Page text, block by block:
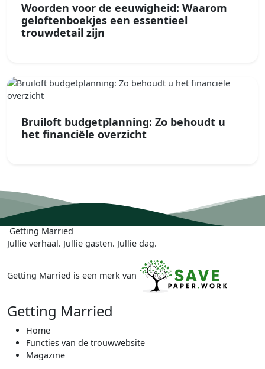
Woorden voor de eeuwigheid: Waarom
geloftenboekjes een essentieel
trouwdetail zijn
Bruiloft budgetplanning: Zo behoudt u
het financiële overzicht
Getting Married
Jullie verhaal. Jullie gasten. Jullie dag.
Getting Married is een merk van
Getting Married
Home
Functies van de trouwwebsite
Magazine